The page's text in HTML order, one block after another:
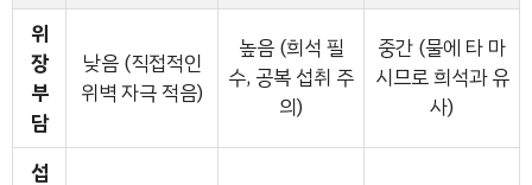
위
장
부
담
낮음 (직접적인
위벽 자극 적음)
높음 (희석 필
수, 공복 섭취 주
의)
중간 (물에 타 마
시므로 희석과 유
사)
섭